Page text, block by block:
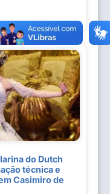
do Dutch
técnica e
Casimiro de